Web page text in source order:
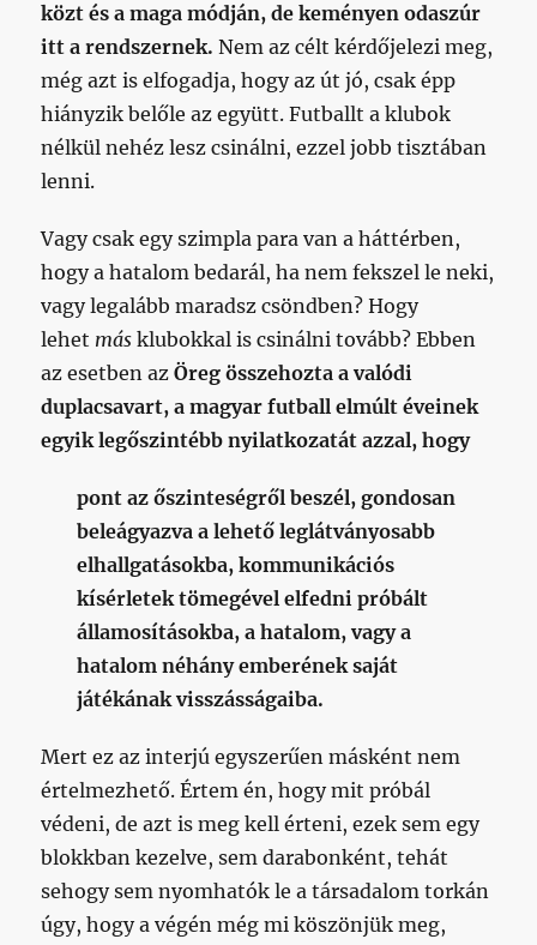
közt és a maga módján, de keményen odaszúr
itt a rendszernek. Nem az célt kérdőjelezi meg,
még azt is elfogadja, hogy az út jó, csak épp
hiányzik belőle az együtt. Futballt a klubok
nélkül nehéz lesz csinálni, ezzel jobb tisztában
lenni.
Vagy csak egy szimpla para van a háttérben,
hogy a hatalom bedarál, ha nem fekszel le neki,
vagy legalább maradsz csöndben? Hogy
lehet más klubokkal is csinálni tovább? Ebben
az esetben azÖreg összehozta a valódi
duplacsavart, a magyar futball elmúlt éveinek
egyik legőszintébb nyilatkozatát azzal, hogy
pont az őszinteségről beszél, gondosan
beleágyazva a lehető leglátványosabb
elhallgatásokba, kommunikációs
kísérletek tömegével elfedni próbált
államosításokba, a hatalom, vagy a
hatalom néhány emberének saját
játékának visszásságaiba.
Mert ez az interjú egyszerűen másként nem
értelmezhető. Értem én, hogy mit próbál
védeni, de azt is meg kell érteni, ezek sem egy
blokkban kezelve, sem darabonként, tehát
sehogy sem nyomhatók le a társadalom torkán
úgy, hogy a végén még mi köszönjük meg,